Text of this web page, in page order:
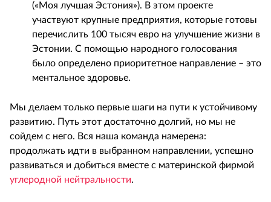
(«Моя лучшая Эстония»). В этом проекте
участвуют крупные предприятия, которые готовы
перечислить 100 тысяч евро на улучшение жизни в
Эстонии. С помощью народного голосования
было определено приоритетное направление – это
ментальное здоровье.
Мы делаем только первые шаги на пути к устойчивому
развитию. Путь этот достаточно долгий, но мы не
сойдем с него. Вся наша команда намерена:
продолжать идти в выбранном направлении, успешно
развиваться и добиться вместе с материнской фирмой
углеродной нейтральности.